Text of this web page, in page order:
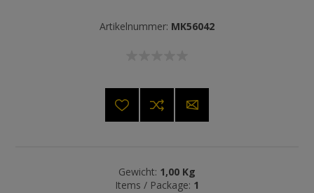
Artikelnummer: MK56042
Gewicht: 1,00 Kg
Items / Package: 1